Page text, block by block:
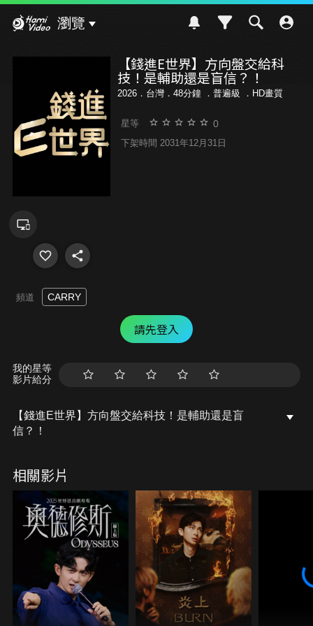
瀏覽
【錢進E世界】方向盤交給科
技！是輔助還是盲信？！
2026．台灣．48分鐘 ． 普遍級 ．HD畫質
星等 0
下架時間 2031年12月31日
頻道 CARRY
請先登入
我的星等
影片給分
【錢進E世界】方向盤交給科技！是輔助還是盲
信？！
相關影片